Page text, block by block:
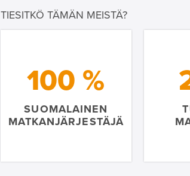
TIESITKÖ TÄMÄN MEISTÄ?
100 %
SUOMALAINEN
MATKANJÄRJESTÄJÄ